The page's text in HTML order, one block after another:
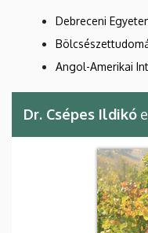
Debreceni
Angol-Amerikai
Dr. Csépes Ildikó